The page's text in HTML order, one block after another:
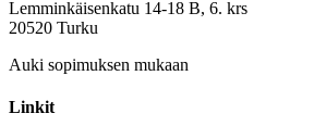
Lemminkäisenkatu 14-18 B, 6. krs
20520 Turku
Auki sopimuksen mukaan
Linkit